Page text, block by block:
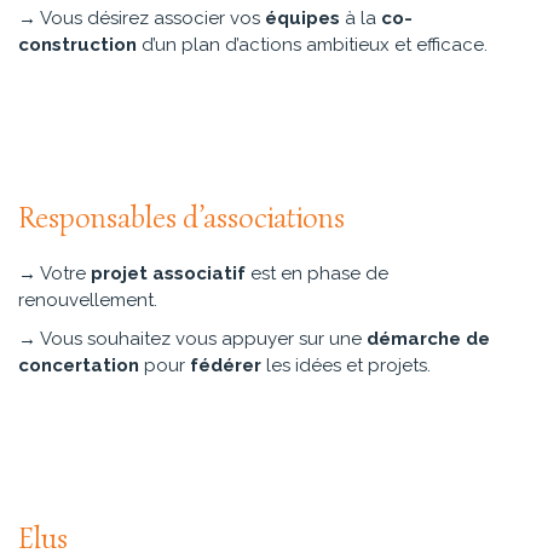
→ Vous désirez associer vos équipes à la co-
construction d’un plan d’actions ambitieux et efficace.
Responsables d’associations
→ Votre projet associatif est en phase de
renouvellement.
→ Vous souhaitez vous appuyer sur une démarche de
concertation pour fédérer les idées et projets.
Elus